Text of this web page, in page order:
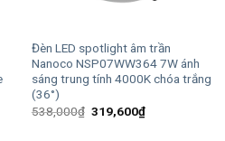
Đèn LED spotlight âm trần
Nanoco NSP07WW364 7W ánh
sáng trung tính 4000K chóa trắng
(36°)
538,000₫ Giá
319,600₫Giá
hiện